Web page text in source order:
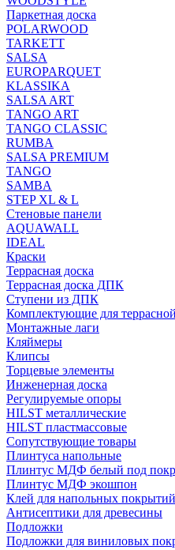
Паркетная доска
POLARWOOD
TARKETT
SALSA
EUROPARQUET
KLASSIKA
SALSA ART
TANGO ART
TANGO CLASSIC
RUMBA
SALSA PREMIUM
TANGO
SAMBA
STEP XL & L
Стеновые панели
AQUAWALL
IDEAL
Краски
Террасная доска
Террасная доска ДПК
Ступени из ДПК
Комплектующие для
Монтажные лаги
Кляймеры
Клипсы
Торцевые элементы
Инженерная доска
Регулируемые опоры
HILST металлические
HILST пластмассовые
Сопутствующие товары
Плинтуса напольные
Плинтус МДФ белый под
Плинтус МДФ экошпон
Клей для напольных покрытий
Антисептики для древесины
Подложки
Подложки для виниловых